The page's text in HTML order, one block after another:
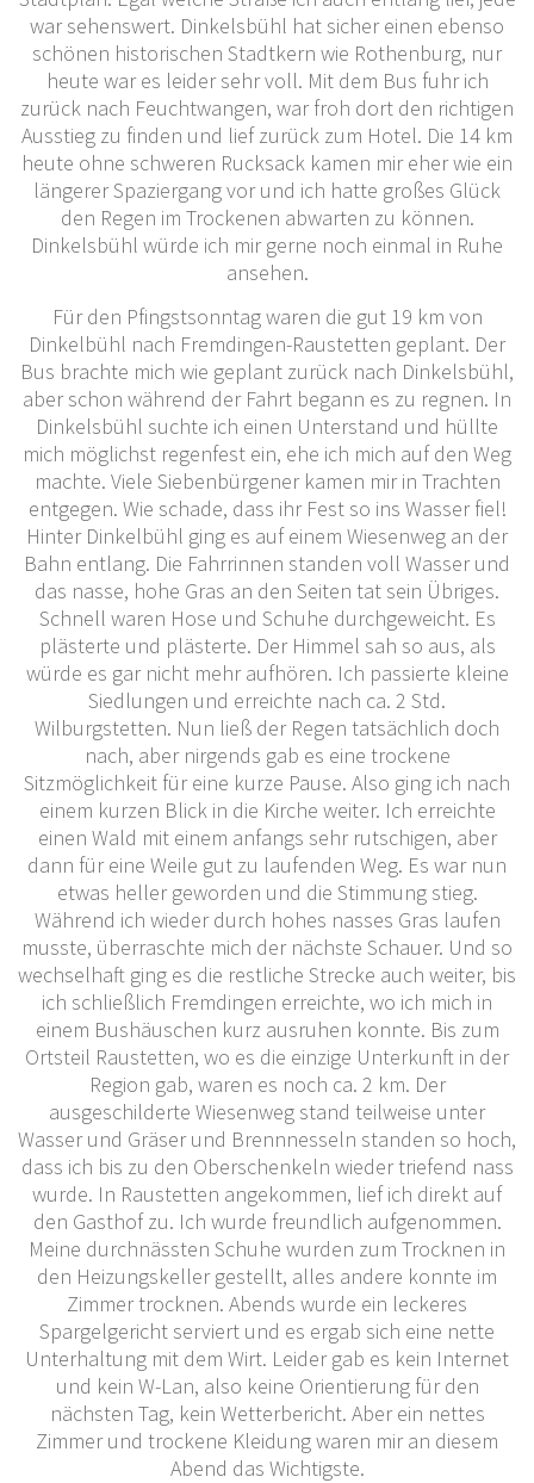
war sehenswert. Dinkelsbühl hat sicher einen ebenso
schönen historischen Stadtkern wie Rothenburg, nur
heute war es leider sehr voll. Mit dem Bus fuhr ich
zurück nach Feuchtwangen, war froh dort den richtigen
Ausstieg zu finden und lief zurück zum Hotel. Die 14 km
heute ohne schweren Rucksack kamen mir eher wie ein
längerer Spaziergang vor und ich hatte großes Glück
den Regen im Trockenen abwarten zu können.
Dinkelsbühl würde ich mir gerne noch einmal in Ruhe
ansehen.
Für den Pfingstsonntag waren die gut 19 km von
Dinkelbühl nach Fremdingen-Raustetten geplant. Der
Bus brachte mich wie geplant zurück nach Dinkelsbühl,
aber schon während der Fahrt begann es zu regnen. In
Dinkelsbühl suchte ich einen Unterstand und hüllte
mich möglichst regenfest ein, ehe ich mich auf den Weg
machte. Viele Siebenbürgener kamen mir in Trachten
entgegen. Wie schade, dass ihr Fest so ins Wasser fiel!
Hinter Dinkelbühl ging es auf einem Wiesenweg an der
Bahn entlang. Die Fahrrinnen standen voll Wasser und
das nasse, hohe Gras an den Seiten tat sein Übriges.
Schnell waren Hose und Schuhe durchgeweicht. Es
plästerte und plästerte. Der Himmel sah so aus, als
würde es gar nicht mehr aufhören. Ich passierte kleine
Siedlungen und erreichte nach ca. 2 Std.
Wilburgstetten. Nun ließ der Regen tatsächlich doch
nach, aber nirgends gab es eine trockene
Sitzmöglichkeit für eine kurze Pause. Also ging ich nach
einem kurzen Blick in die Kirche weiter. Ich erreichte
einen Wald mit einem anfangs sehr rutschigen, aber
dann für eine Weile gut zu laufenden Weg. Es war nun
etwas heller geworden und die Stimmung stieg.
Während ich wieder durch hohes nasses Gras laufen
musste, überraschte mich der nächste Schauer. Und so
wechselhaft ging es die restliche Strecke auch weiter, bis
ich schließlich Fremdingen erreichte, wo ich mich in
einem Bushäuschen kurz ausruhen konnte. Bis zum
Ortsteil Raustetten, wo es die einzige Unterkunft in der
Region gab, waren es noch ca. 2 km. Der
ausgeschilderte Wiesenweg stand teilweise unter
Wasser und Gräser und Brennnesseln standen so hoch,
dass ich bis zu den Oberschenkeln wieder triefend nass
wurde. In Raustetten angekommen, lief ich direkt auf
den Gasthof zu. Ich wurde freundlich aufgenommen.
Meine durchnässten Schuhe wurden zum Trocknen in
den Heizungskeller gestellt, alles andere konnte im
Zimmer trocknen. Abends wurde ein leckeres
Spargelgericht serviert und es ergab sich eine nette
Unterhaltung mit dem Wirt. Leider gab es kein Internet
und kein W-Lan, also keine Orientierung für den
nächsten Tag, kein Wetterbericht. Aber ein nettes
Zimmer und trockene Kleidung waren mir an diesem
Abend das Wichtigste.